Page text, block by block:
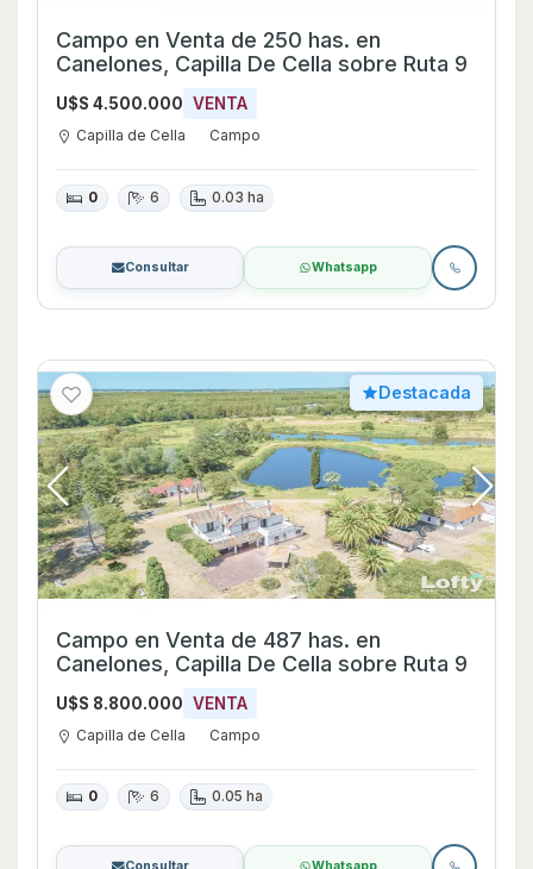
Campo en Venta de 250 has. en
Canelones, Capilla De Cella sobre Ruta 9
U$S 4.500.000 VENTA
Capilla de Cella Campo
0 6 0.03 ha
Consultar Whatsapp
Destacada
Campo en Venta de 487 has. en
Canelones, Capilla De Cella sobre Ruta 9
U$S 8.800.000 VENTA
Capilla de Cella Campo
0 6 0.05 ha
Consultar Whatsapp